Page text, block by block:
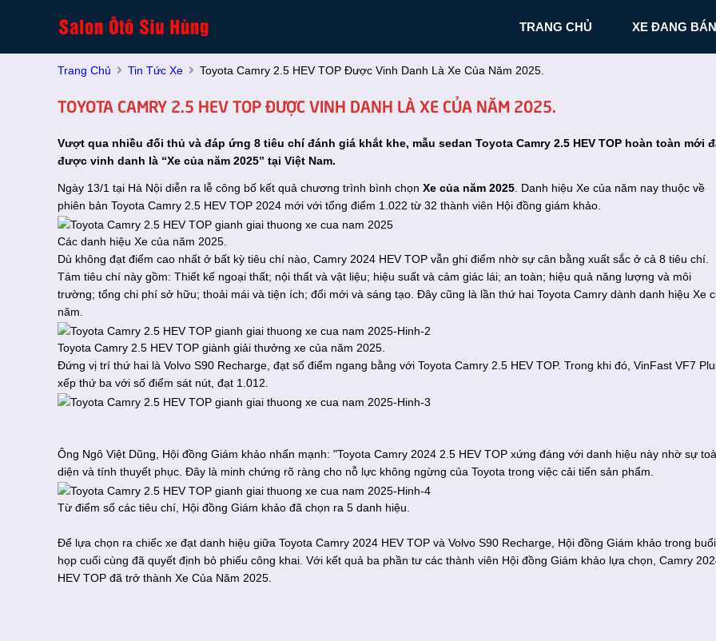
TRANG CHỦ XE ĐANG BÁN
Trang Chủ Tin Tức Xe Toyota Camry 2.5 HEV TOP Được Vinh Danh Là Xe Của Năm 2025.
TOYOTA CAMRY 2.5 HEV TOP ĐƯỢC VINH DANH LÀ XE CỦA NĂM 2025.
Vượt qua nhiều đối thủ và đáp ứng 8 tiêu chí đánh giá khắt khe, mẫu sedan Toyota Camry 2.5 HEV TOP hoàn toàn mới
được vinh danh là “Xe của năm 2025” tại Việt Nam.
Ngày 13/1 tại Hà Nội diễn ra lễ công bố kết quả chương trình bình chọn Xe của năm 2025. Danh hiệu Xe của năm nay thuộc về
phiên bản Toyota Camry 2.5 HEV TOP 2024 mới với tổng điểm 1.022 từ 32 thành viên Hội đồng giám khảo.
Các danh hiệu Xe của năm 2025.
Dù không đạt điểm cao nhất ở bất kỳ tiêu chí nào, Camry 2024 HEV TOP vẫn ghi điểm nhờ sự cân bằng xuất sắc ở cả 8 tiêu chí.
Tám tiêu chí này gồm: Thiết kế ngoại thất; nội thất và vật liệu; hiệu suất và cảm giác lái; an toàn; hiệu quả năng lượng và môi
trường; tổng chi phí sở hữu; thoải mái và tiện ích; đổi mới và sáng tạo. Đây cũng là lần thứ hai Toyota Camry dành danh hiệu Xe
năm.
Toyota Camry 2.5 HEV TOP giành giải thưởng xe của năm 2025.
Đứng vị trí thứ hai là Volvo S90 Recharge, đạt số điểm ngang bằng với Toyota Camry 2.5 HEV TOP. Trong khi đó, VinFast VF7
xếp thứ ba với số điểm sát nút, đạt 1.012.
Ông Ngô Việt Dũng, Hội đồng Giám khảo nhấn mạnh: "Toyota Camry 2024 2.5 HEV TOP xứng đáng với danh hiệu này nhờ sự
diện và tính thuyết phục. Đây là minh chứng rõ ràng cho nỗ lực không ngừng của Toyota trong việc cải tiến sản phẩm.
Từ điểm số các tiêu chí, Hội đồng Giám khảo đã chọn ra 5 danh hiệu.
Để lựa chọn ra chiếc xe đạt danh hiệu giữa Toyota Camry 2024 HEV TOP và Volvo S90 Recharge, Hội đồng Giám khảo trong buổi
họp cuối cùng đã quyết định bỏ phiếu công khai. Với kết quả ba phần tư các thành viên Hội đồng Giám khảo lựa chọn, Camry
HEV TOP đã trở thành Xe Của Năm 2025.